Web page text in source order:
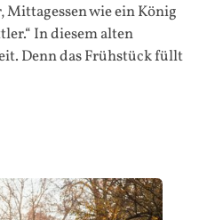
Mittagessen wie ein König
In diesem alten
Denn das Frühstück füllt